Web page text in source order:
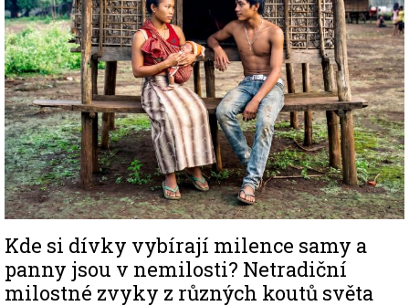
Kde si dívky vybírají milence samy a
panny jsou v nemilosti? Netradiční
milostné zvyky z různých koutů světa